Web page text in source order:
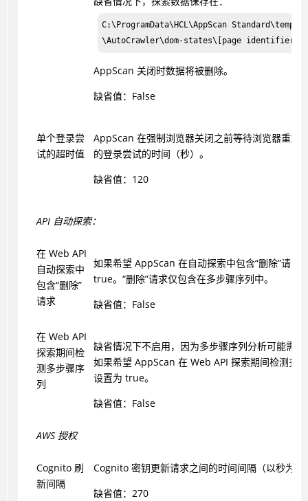
C:\ProgramData\HCL\AppScan
\AutoCrawler\dom-states\[page identifier]
AppScan 关闭时数据将被删除。
缺省值：False
单个登录尝
试的超时值
AppScan 在强制浏览器关闭之前等待浏览器重放
的登录尝试的时间（秒）。
缺省值：120
API 自动探索：
在 Web API
自动探索中
包含“删除”
请求
如果希望 AppScan 在自动探索中包含“删除”请求
true。“删除”请求仅包含在多步骤序列中。
缺省值：False
在 Web API
探索期间检
测多步骤序
列
缺省情况下不启用，因为多步骤序列分析可能需
如果希望 AppScan 在 Web API 探索期间检测多
设置为 true。
缺省值：False
AWS 授权
Cognito 刷
新间隔
Cognito 密钥更新请求之间的时间间隔（以秒为单
缺省值：270